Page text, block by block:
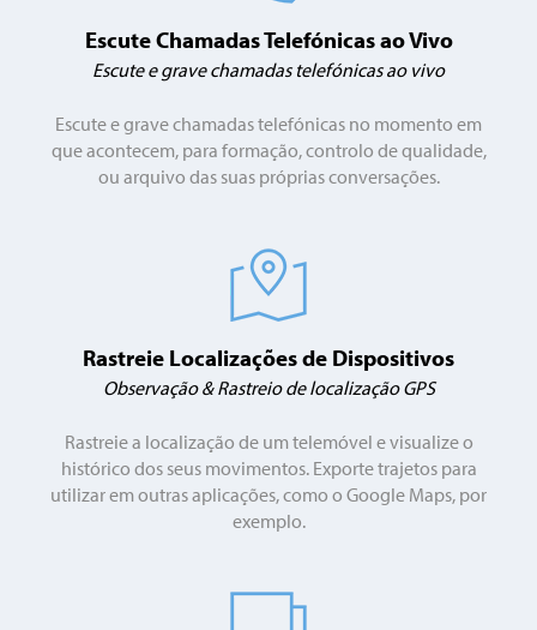
Escute Chamadas Telefónicas ao Vivo
Escute e grave chamadas telefónicas ao vivo
Escute e grave chamadas telefónicas no momento em
que acontecem, para formação, controlo de qualidade,
ou arquivo das suas próprias conversações.
Rastreie Localizações de Dispositivos
Observação & Rastreio de localização GPS
Rastreie a localização de um telemóvel e visualize o
histórico dos seus movimentos. Exporte trajetos para
utilizar em outras aplicações, como o Google Maps, por
exemplo.